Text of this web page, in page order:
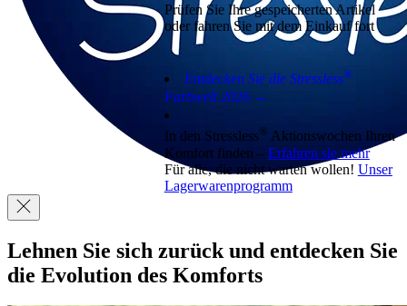
Prüfen Sie Ihre gespeicherten Artikel
oder fahren Sie mit dem Einkauf fort
Entdecken Sie die Stressless®
Farbwelt 2026 →
In den Stressless® Aktionswochen Ihren
Komfort finden – Erfahren sie mehr
Für alle, die nicht warten wollen! Unser
Lagerwarenprogramm
Lehnen Sie sich zurück und entdecken Sie
die Evolution des Komforts